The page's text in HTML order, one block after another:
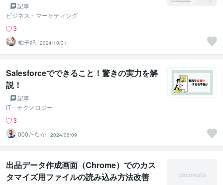
記事
ビジネス・マーケティング
3
柚子紀 2024/10/31
Salesforceでできること！驚きの実力を解
説！
記事
IT・テクノロジー
3
000たなか 2024/06/09
出品データ作成画面（Chrome）でのカス
タマイズ用ファイルの読み込み方法改善